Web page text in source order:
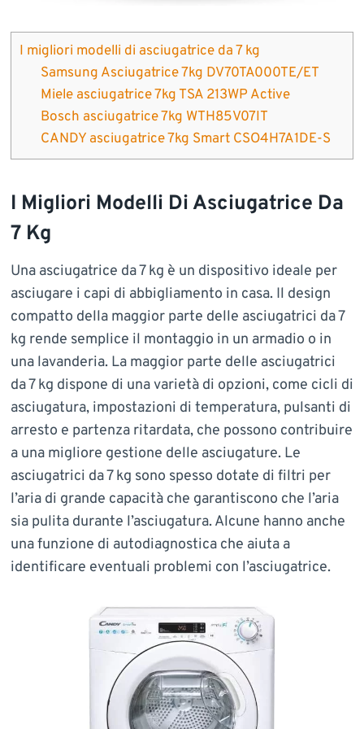
I migliori modelli di asciugatrice da 7 kg
Samsung Asciugatrice 7kg DV70TA000TE/ET
Miele asciugatrice 7kg TSA 213WP Active
Bosch asciugatrice 7kg WTH85V07IT
CANDY asciugatrice 7kg Smart CSO4H7A1DE-S
I Migliori Modelli Di Asciugatrice Da
7 Kg
Una asciugatrice da 7 kg è un dispositivo ideale per
asciugare i capi di abbigliamento in casa. Il design
compatto della maggior parte delle asciugatrici da 7
kg rende semplice il montaggio in un armadio o in
una lavanderia. La maggior parte delle asciugatrici
da 7 kg dispone di una varietà di opzioni, come cicli di
asciugatura, impostazioni di temperatura, pulsanti di
arresto e partenza ritardata, che possono contribuire
a una migliore gestione delle asciugature. Le
asciugatrici da 7 kg sono spesso dotate di filtri per
l’aria di grande capacità che garantiscono che l’aria
sia pulita durante l’asciugatura. Alcune hanno anche
una funzione di autodiagnostica che aiuta a
identificare eventuali problemi con l’asciugatrice.